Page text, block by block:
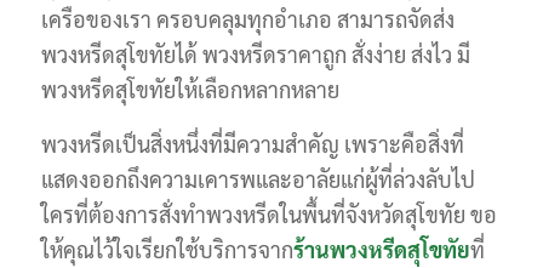
เครือของเรา ครอบคลุมทุกอำเภอ สามารถจัดส่ง
พวงหรีดสุโขทัยได้ พวงหรีดราคาถูก สั่งง่าย ส่งไว มี
พวงหรีดสุโขทัยให้เลือกหลากหลาย
พวงหรีดเป็นสิ่งหนึ่งที่มีความสำคัญ เพราะคือสิ่งที่
แสดงออกถึงความเคารพและอาลัยแก่ผู้ที่ล่วงลับไป
ใครที่ต้องการสั่งทำพวงหรีดในพื้นที่จังหวัดสุโขทัย ขอ
ให้คุณไว้ใจเรียกใช้บริการจากร้านพวงหรีดสุโขทัยที่